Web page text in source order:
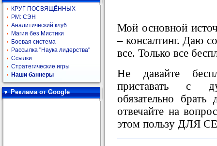
КРУГ ПОСВЯЩЁННЫХ
РМ: СЭН
Аналитический клуб
Магия без Мистики
Боевая система
Рассылка "Наука лидерства"
Ссылки
Стратегические игры
Наши баннеры
Реклама от Google
Мой основной
– консалтинг. Даю
все. Только все
Не давайте
приставать с
обязательно
отвечайте на
этом пользу ДЛЯ